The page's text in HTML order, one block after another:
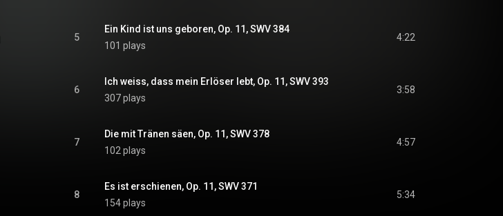
5
Ein Kind ist uns geboren, Op. 11, SWV 384
101 plays
4:22
6
Ich weiss, dass mein Erlöser lebt, Op. 11, SWV 393
307 plays
3:58
7
Die mit Tränen säen, Op. 11, SWV 378
102 plays
4:57
8
Es ist erschienen, Op. 11, SWV 371
154 plays
5:34